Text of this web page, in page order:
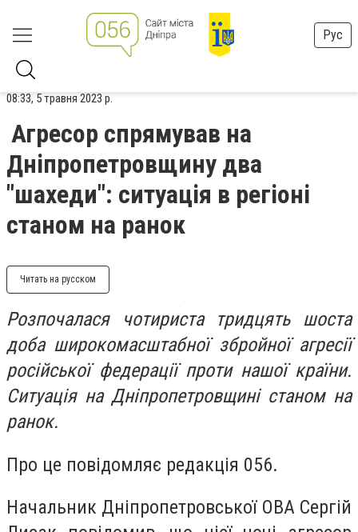
Рус
08:33, 5 травня 2023 р.
Агресор спрямував на
Днiпропетровщину два
"шахеди": ситуація в регіоні
станом на ранок
Читать на русском
Розпочалася чотириста тридцять шоста
доба широкомасштабної збройної агресії
російської федерації проти нашої країни.
Ситуація на Дніпропетровщині станом на
ранок.
Про це повідомляє редакція 056.
Начальник Дніпропетровської ОВА Сергій